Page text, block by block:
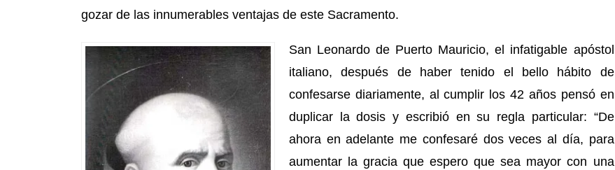
gozar de las innumerables ventajas de este Sacramento.
San Leonardo de Puerto Mauricio, el infatigable apóstol
italiano, después de haber tenido el bello hábito de
confesarse diariamente, al cumplir los 42 años pensó en
duplicar la dosis y escribió en su regla particular: “De
ahora en adelante me confesaré dos veces al día, para
aumentar la gracia que espero que sea mayor con una